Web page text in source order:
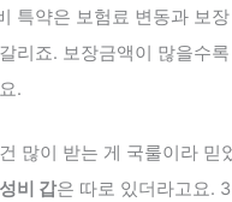
특약은 보험료 변동과 보
리죠. 보장금액이 많을수
.
많이 받는 게 국룰이라 믿
비 갑은 따로 있더라고요.